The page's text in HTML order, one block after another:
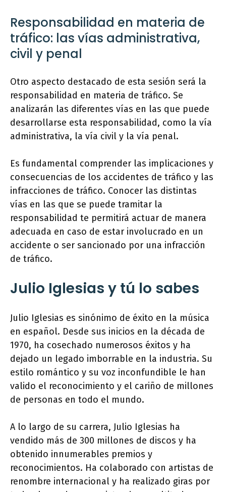
Responsabilidad en materia de
tráfico: las vías administrativa,
civil y penal
Otro aspecto destacado de esta sesión será la
responsabilidad en materia de tráfico. Se
analizarán las diferentes vías en las que puede
desarrollarse esta responsabilidad, como la vía
administrativa, la vía civil y la vía penal.
Es fundamental comprender las implicaciones y
consecuencias de los accidentes de tráfico y las
infracciones de tráfico. Conocer las distintas
vías en las que se puede tramitar la
responsabilidad te permitirá actuar de manera
adecuada en caso de estar involucrado en un
accidente o ser sancionado por una infracción
de tráfico.
Julio Iglesias y tú lo sabes
Julio Iglesias es sinónimo de éxito en la música
en español. Desde sus inicios en la década de
1970, ha cosechado numerosos éxitos y ha
dejado un legado imborrable en la industria. Su
estilo romántico y su voz inconfundible le han
valido el reconocimiento y el cariño de millones
de personas en todo el mundo.
A lo largo de su carrera, Julio Iglesias ha
vendido más de 300 millones de discos y ha
obtenido innumerables premios y
reconocimientos. Ha colaborado con artistas de
renombre internacional y ha realizado giras por